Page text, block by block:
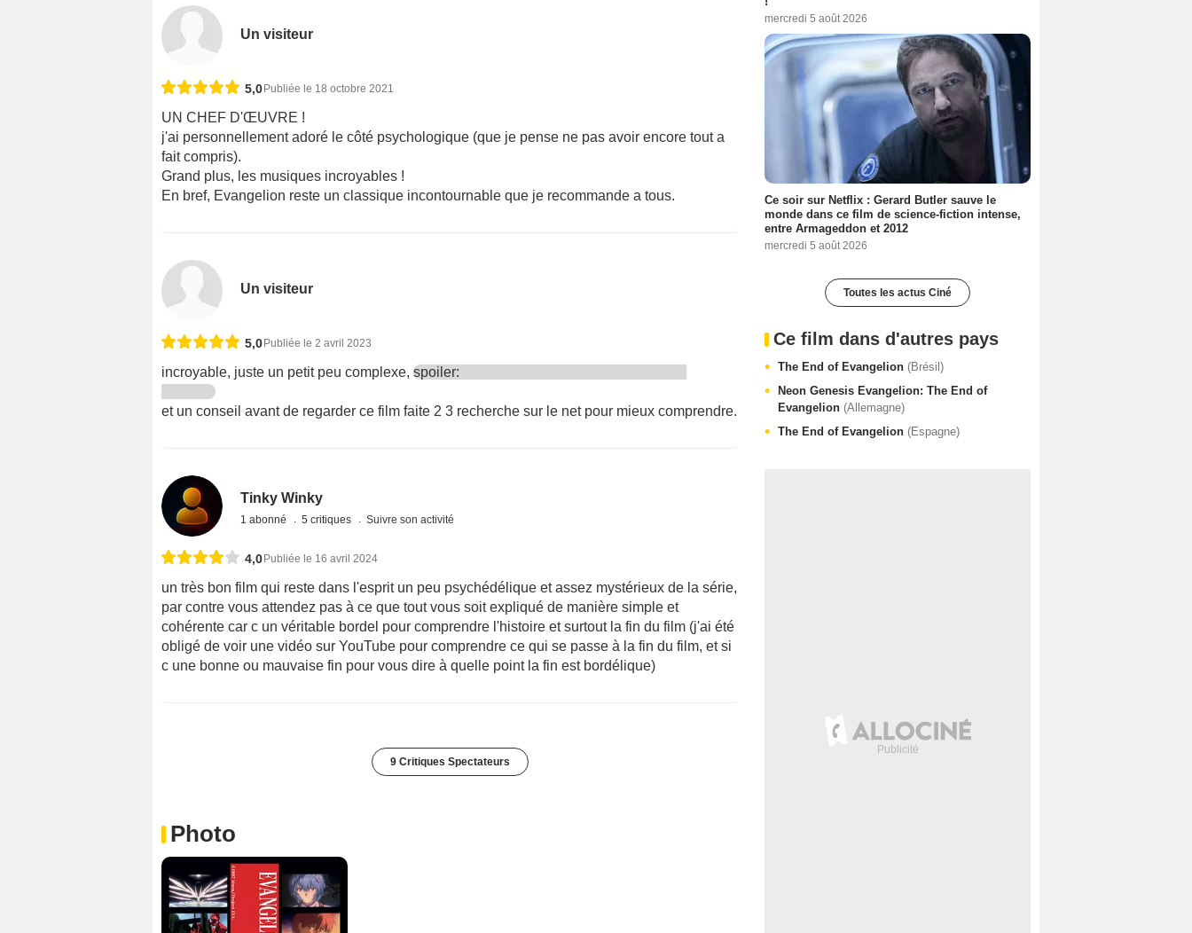
Un visiteur
5,0Publiée le 18 octobre 2021
UN CHEF D'ŒUVRE !
j'ai personnellement adoré le côté psychologique (que je pense ne pas avoir encore tout a
fait compris).
Grand plus, les musiques incroyables !
En bref, Evangelion reste un classique incontournable que je recommande a tous.
Un visiteur
5,0Publiée le 2 avril 2023
incroyable, juste un petit peu complexe, spoiler:
et un conseil avant de regarder ce film faite 2 3 recherche sur le net pour mieux comprendre.
Tinky Winky
1 abonné 5 critiques Suivre son activité
4,0Publiée le 16 avril 2024
un très bon film qui reste dans l'esprit un peu psychédélique et assez mystérieux de la série,
par contre vous attendez pas à ce que tout vous soit expliqué de manière simple et
cohérente car c un véritable bordel pour comprendre l'histoire et surtout la fin du film (j'ai été
obligé de voir une vidéo sur YouTube pour comprendre ce qui se passe à la fin du film, et si
c une bonne ou mauvaise fin pour vous dire à quelle point la fin est bordélique)
9 Critiques Spectateurs
Photo
mercredi 5 août 2026
Ce soir sur Netflix : Gerard Butler sauve le
monde dans ce film de science-fiction intense,
entre Armageddon et 2012
mercredi 5 août 2026
Toutes les actus Ciné
Ce film dans d'autres pays
The End of Evangelion (Brésil)
Neon Genesis Evangelion: The End of
Evangelion (Allemagne)
The End of Evangelion (Espagne)